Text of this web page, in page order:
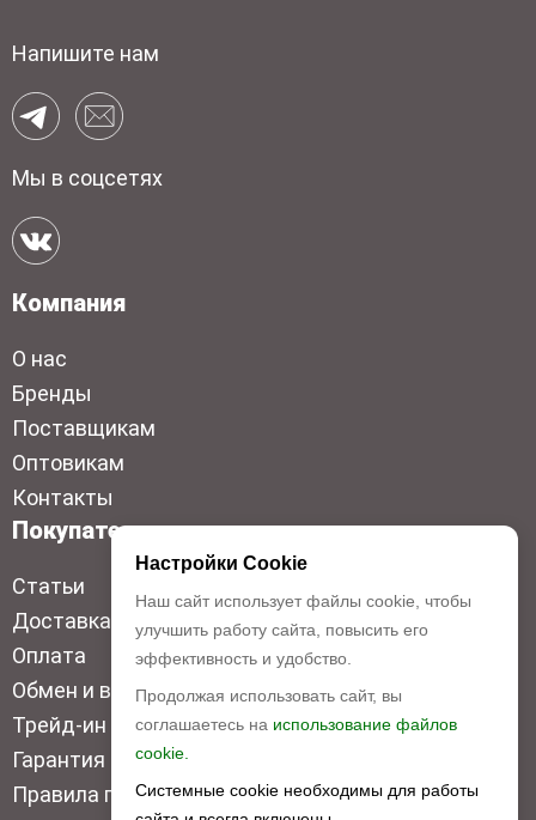
Напишите нам
Мы в соцсетях
Компания
О нас
Бренды
Поставщикам
Оптовикам
Контакты
Покупателям
Статьи
Доставка
Оплата
Обмен и возврат
Трейд-ин
Гарантия низкой цены
Правила продажи
Настройки Cookie
Наш сайт использует файлы cookie, чтобы
улучшить работу сайта, повысить его
эффективность и удобство.
Продолжая использовать сайт, вы
соглашаетесь на использование файлов
cookie.
Системные cookie необходимы для работы